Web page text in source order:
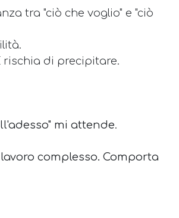
tra "ciò che voglio" e "ciò
rischia di precipitare.
mi attende.
complesso. Comporta